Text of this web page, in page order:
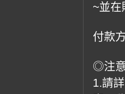
~並在
付款
◎注
1.請